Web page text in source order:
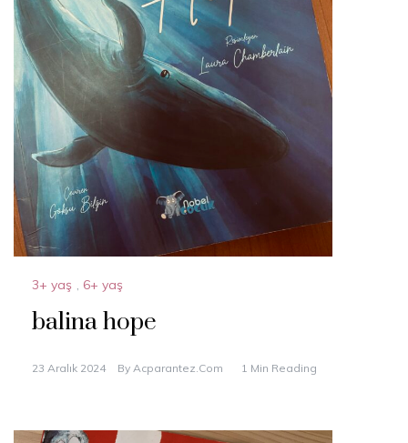
3+ yaş , 6+ yaş
balina hope
23 Aralık 2024 By Acparantez.com 1 Min Reading